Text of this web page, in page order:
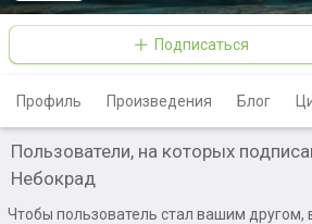
Подписаться
Профиль Произведения Блог
Пользователи, на которых
Небокрад
Чтобы пользователь стал вашим